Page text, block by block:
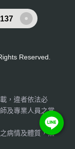
Reserved.
，違者依法必
及專業人員之當
病情及體質，無